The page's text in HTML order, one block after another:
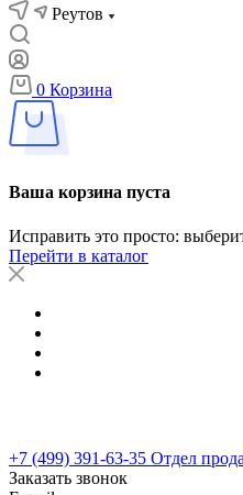
Реутов
0 Корзина
Ваша корзина пуста
Исправить это просто:
Перейти в каталог
+7 (499) 391-63-35 Отдел
Заказать звонок